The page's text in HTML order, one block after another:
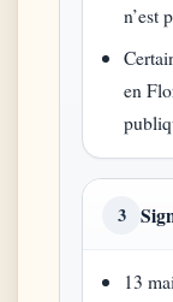
n’est
en
3
13